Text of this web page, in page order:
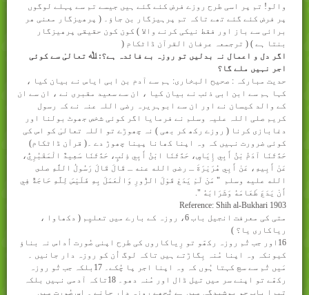
والو! تم پر اسی طرح روزے فرض کئے گئے ہیں جیسے تم سے پہلے لوگوں
پر فرض کئے گئے تھے تاکہ تم پرہیزگار بن جاؤ۔ ( پرھیزگار معنی ھر
برائی سے باز اور فقط نیکی کرنے والا ) کون کون حقیقی پرھیزگار
بنتا ہے ) ( ترجمعہ عرفان القرآن ڈاٹکام )
اگر دل و اعمال نہ بدلیں تو روزہ بے فائدہ ہے؟: ﷲ تعالیٰ سے کوئی
اجر نہیں ملے گا؟
حدیت مبارکہ : صحیح البخاری: ہم سے آدم بن ابی ایاس نے بیان کیا ،
کہا ہم سے ابن ابی ذئب نے بیان کیا ، ان سے سعید مقبری نے ، ان سے ان
کے والد کیسان نے اور ان سے ابوہریرہ رضی اللہ عنہ نے کہ رسول
کریم صلی اللہ علیہ وسلم نے فرمایا اگر کوئی شخص جھوٹ بولنا اور
دغابازی کرنا ( روزے رکھ کر بھی ) نہ چھوڑے تو اللہ تعالیٰ کو اس کی
کوئی ضرورت نہیں کہ وہ اپنا کھانا پینا چھوڑ دے ۔( قرآن ڈاٹکام)
حَدَّثَنَا آدَمُ بْنُ أَبِي إِيَاسٍ، حَدَّثَنَا ابْنُ أَبِي ذِئْبٍ، حَدَّثَنَا سَعِيدٌ الْمَقْبُرِيُّ،
عَنْ أَبِيهِ، عَنْ أَبِي هُرَيْرَةَ ـ رضى الله عنه ـ قَالَ قَالَ رَسُولُ اللَّهِ صلى
الله عليه وسلم ‏ "‏ مَنْ لَمْ يَدَعْ قَوْلَ الزُّورِ وَالْعَمَلَ بِهِ فَلَيْسَ لِلَّهِ حَاجَةٌ فِي
أَنْ يَدَعَ طَعَامَهُ وَشَرَابَهُ ‏"‏‏.‏
Reference: Shih al-Bukhari 1903
متی کی معرفت انجیل باب 6، روزہ کے بارے میں تعلیِم ( دکھاوا ،
ریاکاری یا؟ )
16 اور جب تُم روزہ رکھّو تو رِیاکاروں کی طرح اپنی صُورت اُداس نہ بناؤ
کیونکہ وہ اپنا مُنہ بِگاڑتے ہیں تاکہ لوگ اُن کو روزہ دار جانیں ۔
مَیں تُم سے سچ کہتا ہُوں کہ وہ اپنا اجر پا چُکے۔ 17بلکہ جب تُو روزہ
رکھّے تو اپنے سر میں تیل ڈال اور مُنہ دھو۔ 18تاکہ آدمی نہیں بلکہ
تیرا باپ جو پوشِیدگی میں ہے تُجھے روزہ دار جانے ۔ اِس صُورت میں